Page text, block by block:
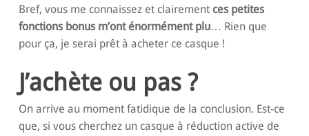
Bref, vous me connaissez et clairement ces petites
fonctions bonus m’ont énormément plu… Rien que
pour ça, je serai prêt à acheter ce casque !
J’achète ou pas ?
On arrive au moment fatidique de la conclusion. Est-ce
que, si vous cherchez un casque à réduction active de